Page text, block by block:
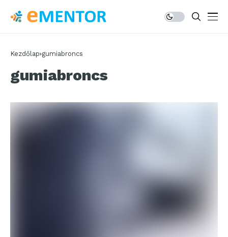
Kezdőlap gumiabroncs
gumiabroncs